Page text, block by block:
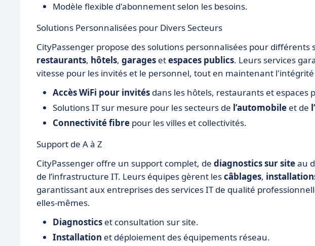
Modèle flexible d'abonnement selon les besoins.
Solutions Personnalisées pour Divers Secteurs
CityPassenger propose des solutions personnalisées pour
restaurants, hôtels, garages etespaces publics. Leurs services
vitesse pour les invités et le personnel, tout en maintenant
Accès WiFi pour invités dans les hôtels, restaurants et espaces
Solutions IT sur mesure pour les secteurs de l’automobile et de
Connectivité fibre pour les villes et collectivités.
Support de A à Z
CityPassenger offre un support complet, de diagnostics sur siteau
de l’infrastructure IT. Leurs équipes gèrent lescâblages,
garantissant aux entreprises des services IT de qualité
elles-mêmes.
Diagnostics et consultation sur site.
Installation et déploiement des équipements réseau.